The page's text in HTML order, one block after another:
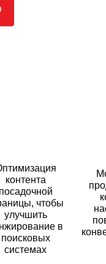
контента
посадочной
чтобы
улучшить
в
поисковых
системах